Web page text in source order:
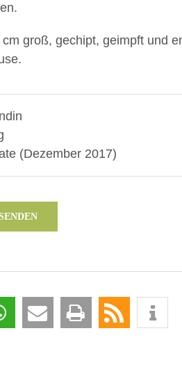
groß, gechipt, geimpft und
(Dezember 2017)